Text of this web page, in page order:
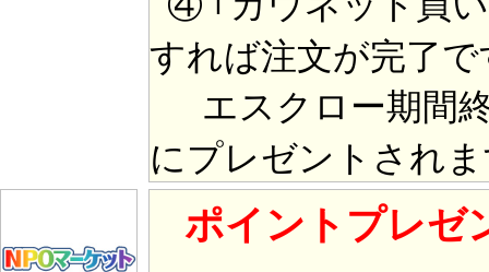
すれば注文が完了で
エスクロー期間
にプレゼントされ
ポイントプレゼ